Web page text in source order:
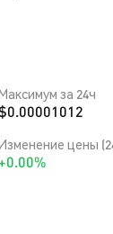
за 24ч
цены